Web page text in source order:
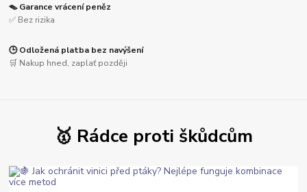
🪤 Garance vrácení peněz
✅ Bez rizika
🕒 Odložená platba bez navýšení
🛒 Nakup hned, zaplať později
🥇 Rádce proti škůdcům